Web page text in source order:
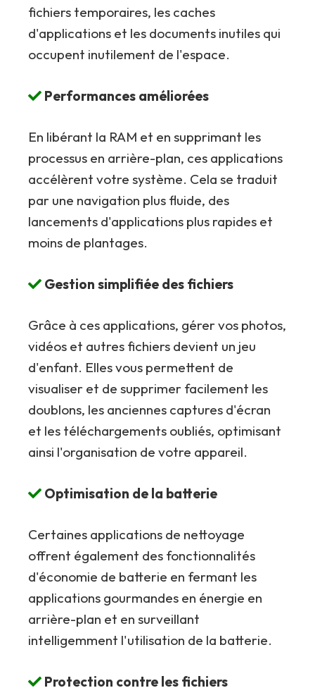
fichiers temporaires, les caches
d'applications et les documents inutiles qui
occupent inutilement de l'espace.
Performances améliorées
En libérant la RAM et en supprimant les
processus en arrière-plan, ces applications
accélèrent votre système. Cela se traduit
par une navigation plus fluide, des
lancements d'applications plus rapides et
moins de plantages.
Gestion simplifiée des fichiers
Grâce à ces applications, gérer vos photos,
vidéos et autres fichiers devient un jeu
d'enfant. Elles vous permettent de
visualiser et de supprimer facilement les
doublons, les anciennes captures d'écran
et les téléchargements oubliés, optimisant
ainsi l'organisation de votre appareil.
Optimisation de la batterie
Certaines applications de nettoyage
offrent également des fonctionnalités
d'économie de batterie en fermant les
applications gourmandes en énergie en
arrière-plan et en surveillant
intelligemment l'utilisation de la batterie.
Protection contre les fichiers